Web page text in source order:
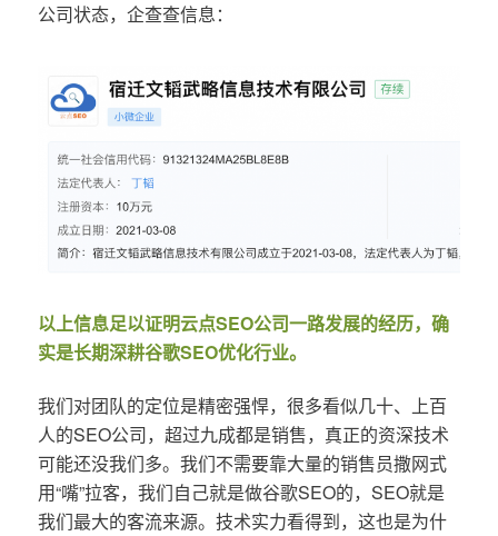
公司状态，企查查信息：
以上信息足以证明云点SEO公司一路发展的经历，确
实是长期深耕谷歌SEO优化行业。
我们对团队的定位是精密强悍，很多看似几十、上百
人的SEO公司，超过九成都是销售，真正的资深技术
可能还没我们多。我们不需要靠大量的销售员撒网式
用“嘴”拉客，我们自己就是做谷歌SEO的，SEO就是
我们最大的客流来源。技术实力看得到，这也是为什